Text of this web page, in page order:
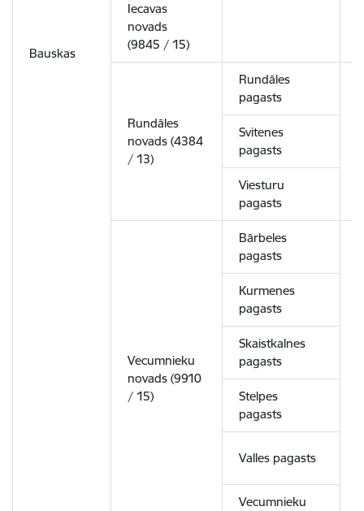
Bauskas
Iecavas
novads
(9845 / 15)
Rundāles
novads (4384
/ 13)
Rundāles
pagasts
Svitenes
pagasts
Viesturu
pagasts
Vecumnieku
novads (9910
/ 15)
Bārbeles
pagasts
Kurmenes
pagasts
Skaistkalnes
pagasts
Stelpes
pagasts
Valles pagasts
Vecumnieku